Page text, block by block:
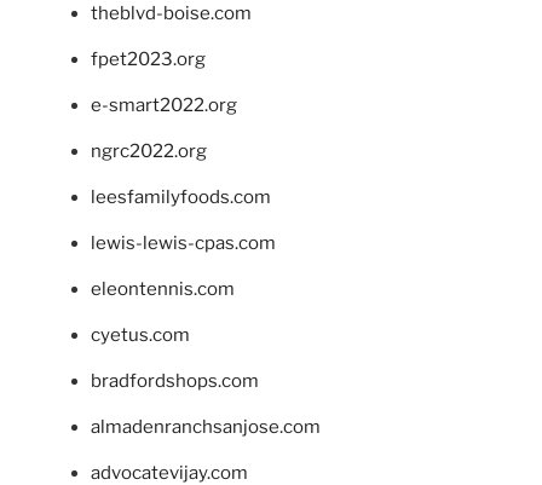
theblvd-boise.com
fpet2023.org
e-smart2022.org
ngrc2022.org
leesfamilyfoods.com
lewis-lewis-cpas.com
eleontennis.com
cyetus.com
bradfordshops.com
almadenranchsanjose.com
advocatevijay.com